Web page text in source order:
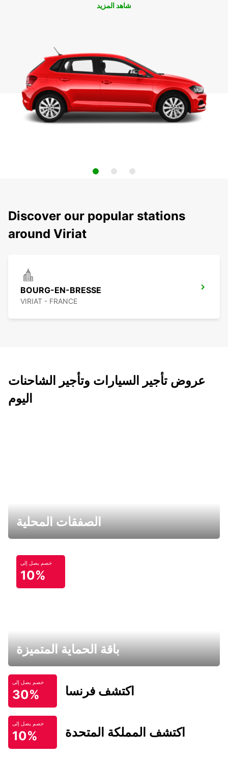
شاهد المزيد
Discover our popular stations
around Viriat
BOURG-EN-BRESSE
VIRIAT - FRANCE
عروض تأجير السيارات وتأجير الشاحنات
اليوم
الصفقات المحلية
خصم يصل إلى
10%
باقة الحماية المتميزة
خصم يصل إلى
30% اكتشف فرنسا
خصم يصل إلى
10% اكتشف المملكة المتحدة